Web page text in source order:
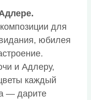
для
юбилея
и Адлеру,
каждый
— дарите